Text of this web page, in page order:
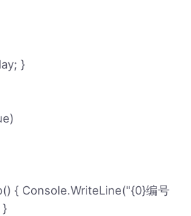
}
{ Console.WriteLine("{0}编号
}